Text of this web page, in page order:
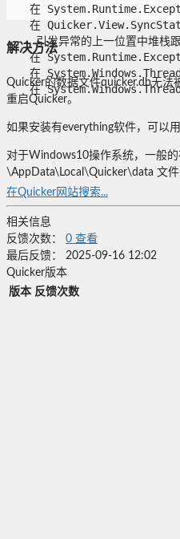
在
在
--- 引发异常的上一位置中堆栈
在
在
在
解决方法
Quicker的数据文件quicker.db无法
重启Quicker。
如果安装有everything软件，可以
对于Windows10操作系统，一般
\AppData\Local\Quicker\data 文件
在Quicker网站搜索...
相关信息
反馈次数：
0 查看
最后反馈：
2025-09-16 12:02
Quicker版本
版本 反馈次数